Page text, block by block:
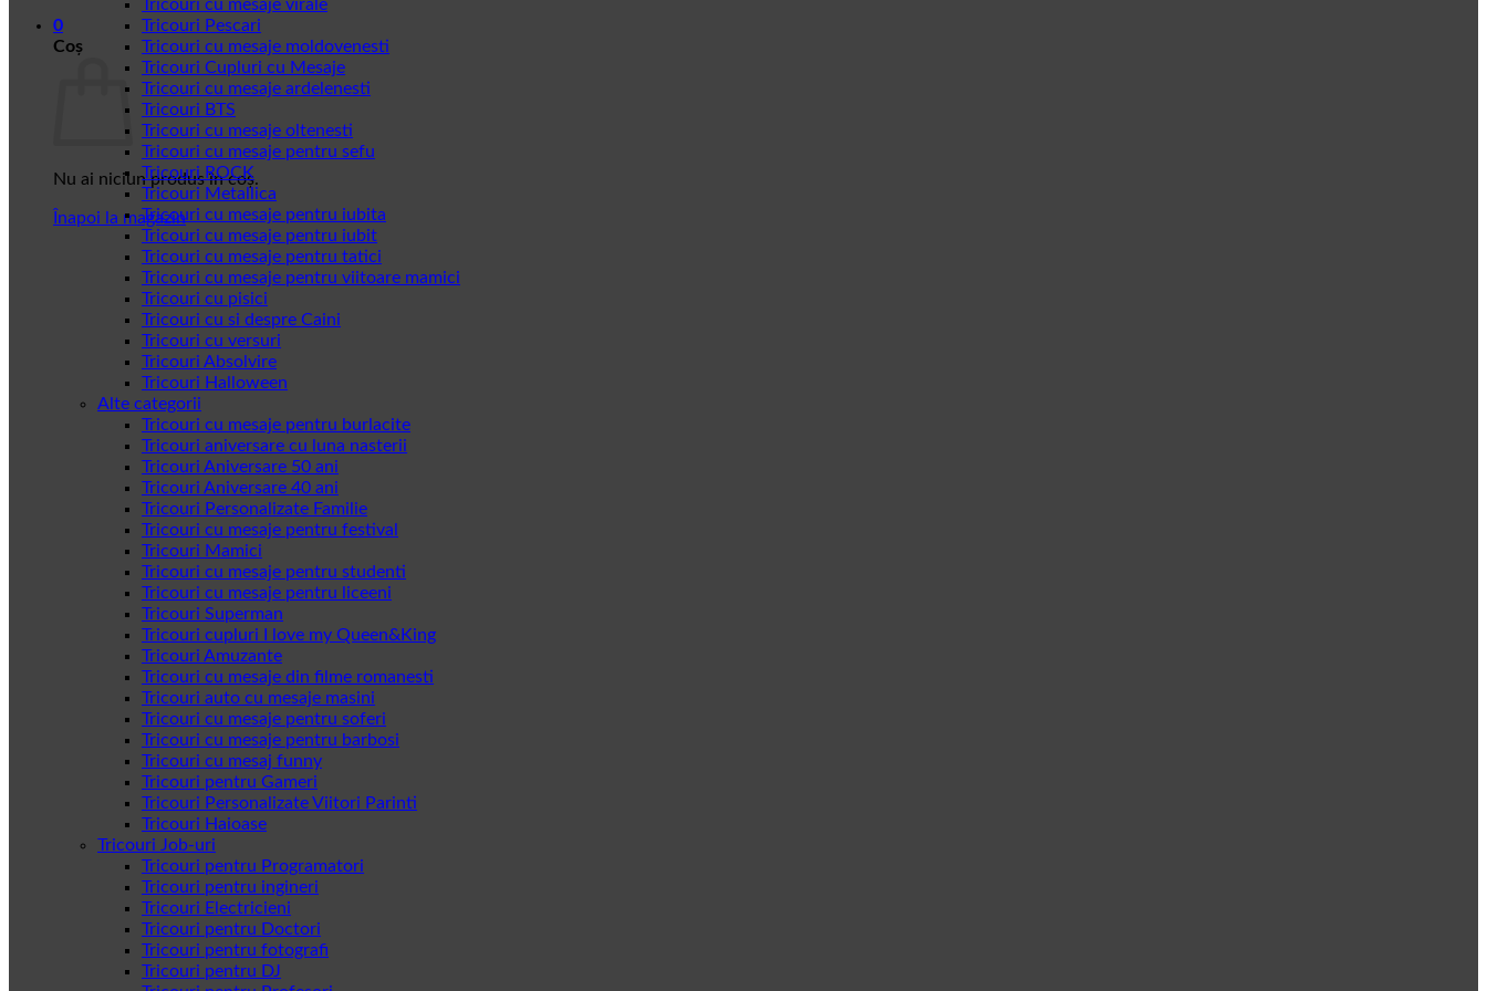
0
Coș
Nu ai niciun produs în coș.
Înapoi la magazin
Tricouri cu mesaje virale
Tricouri Pescari
Tricouri cu mesaje moldovenesti
Tricouri Cupluri cu Mesaje
Tricouri cu mesaje ardelenesti
Tricouri BTS
Tricouri cu mesaje oltenesti
Tricouri cu mesaje pentru sefu
Tricouri ROCK
Tricouri Metallica
Tricouri cu mesaje pentru iubita
Tricouri cu mesaje pentru iubit
Tricouri cu mesaje pentru tatici
Tricouri cu mesaje pentru viitoare mamici
Tricouri cu pisici
Tricouri cu si despre Caini
Tricouri cu versuri
Tricouri Absolvire
Tricouri Halloween
Alte categorii
Tricouri cu mesaje pentru burlacite
Tricouri aniversare cu luna nasterii
Tricouri Aniversare 50 ani
Tricouri Aniversare 40 ani
Tricouri Personalizate Familie
Tricouri cu mesaje pentru festival
Tricouri Mamici
Tricouri cu mesaje pentru studenti
Tricouri cu mesaje pentru liceeni
Tricouri Superman
Tricouri cupluri I love my Queen&King
Tricouri Amuzante
Tricouri cu mesaje din filme romanesti
Tricouri auto cu mesaje masini
Tricouri cu mesaje pentru soferi
Tricouri cu mesaje pentru barbosi
Tricouri cu mesaj funny
Tricouri pentru Gameri
Tricouri Personalizate Viitori Parinti
Tricouri Haioase
Tricouri Job-uri
Tricouri pentru Programatori
Tricouri pentru ingineri
Tricouri Electricieni
Tricouri pentru Doctori
Tricouri pentru fotografi
Tricouri pentru DJ